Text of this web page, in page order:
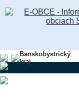
Banskobystrický
kraj